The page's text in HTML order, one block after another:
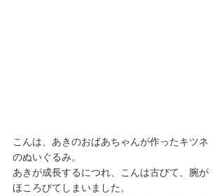
こんは、あきのおばあちゃんが作ったキツネ
のぬいぐるみ。
あきが成長するにつれ、こんは古びて、腕が
ほころびてしまいました。